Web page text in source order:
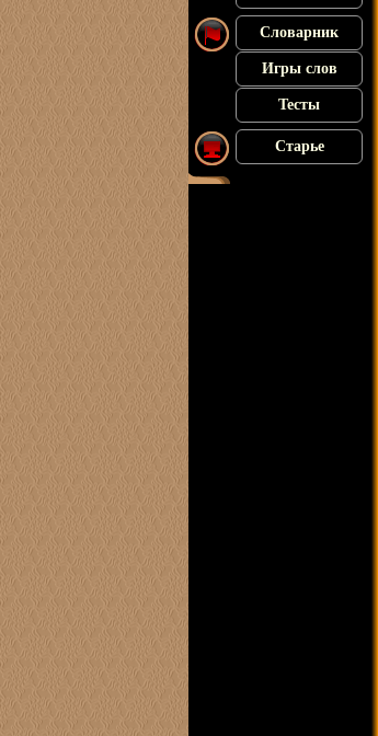
Словарник
Игры слов
Тесты
Старье